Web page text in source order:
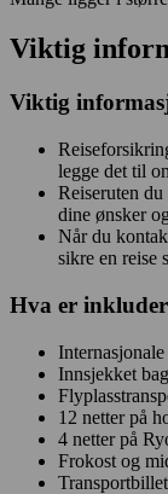
Viktig
Viktig
legge det til
Reiseruten
dine ønsker
Når du
sikre en reise
Hva er
Innsjekket
12 netter på
4 netter på
Frokost og